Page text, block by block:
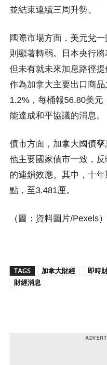
並結束連續三周升勢。
國際市場方面，美元兌
則顯著轉弱。日本央行
但未有就未來加息路徑
作為加拿大主要出口商
1.2%，每桶報56.80美
能達成和平協議的消息。
債市方面，加拿大國債
他主要國家債市一致，
的連鎖效應。其中，十
點，至3.481厘。
（圖：資料圖片/Pexels
TAGS 加拿大財經 即時
財經消息